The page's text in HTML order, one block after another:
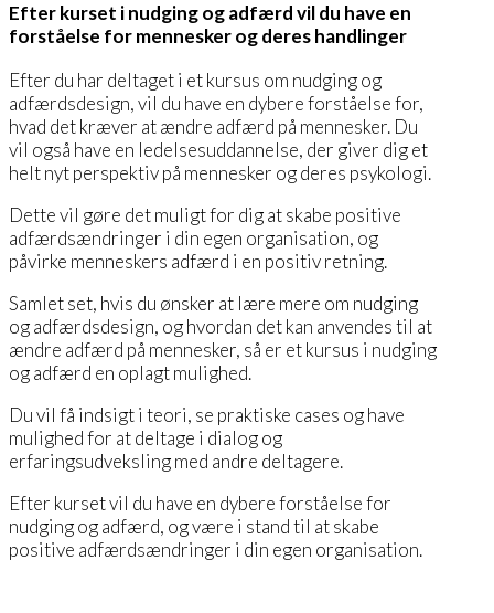
Efter kurset i nudging og adfærd vil du have en
forståelse for mennesker og deres handlinger
Efter du har deltaget i et kursus om nudging og
adfærdsdesign, vil du have en dybere forståelse for,
hvad det kræver at ændre adfærd på mennesker. Du
vil også have en ledelsesuddannelse, der giver dig et
helt nyt perspektiv på mennesker og deres psykologi.
Dette vil gøre det muligt for dig at skabe positive
adfærdsændringer i din egen organisation, og
påvirke menneskers adfærd i en positiv retning.
Samlet set, hvis du ønsker at lære mere om nudging
og adfærdsdesign, og hvordan det kan anvendes til at
ændre adfærd på mennesker, så er et kursus i nudging
og adfærd en oplagt mulighed.
Du vil få indsigt i teori, se praktiske cases og have
mulighed for at deltage i dialog og
erfaringsudveksling med andre deltagere.
Efter kurset vil du have en dybere forståelse for
nudging og adfærd, og være i stand til at skabe
positive adfærdsændringer i din egen organisation.